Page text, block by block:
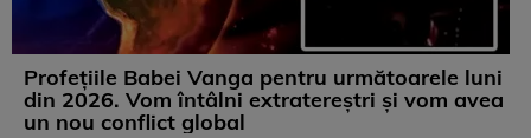
Profețiile Babei Vanga pentru următoarele luni
din 2026. Vom întâlni extratereștri și vom avea
un nou conflict global